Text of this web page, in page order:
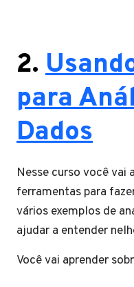
2.
para
Dados
Nesse curso você vai
ferramentas para
vários exemplos de
ajudar a entender
Você vai aprender